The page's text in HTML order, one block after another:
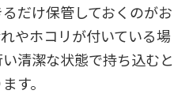
だけ保管しておくのがお
やホコリが付いている場
清潔な状態で持ち込むと
す。